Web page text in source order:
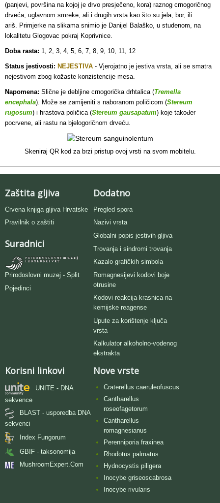
(panjevi, površina na kojoj je drvo presječeno, kora) raznog crnogoričnog
drveća, uglavnom smreke, ali i drugih vrsta kao što su jela, bor, ili
ariš. Primjerke na slikama snimio je Danijel Balaško, u studenom, na
lokalitetu Glogovac pokraj Koprivnice.
Doba rasta: 1, 2, 3, 4, 5, 6, 7, 8, 9, 10, 11, 12
Status jestivosti: NEJESTIVA - Vjerojatno je jestiva vrsta, ali se smatra
nejestivom zbog kožaste konzistencije mesa.
Napomena: Slične je debljine crnogorička drhtalica (Tremella
encephala). Može se zamijeniti s naboranom poličicom (Stereum
rugosum) i hrastova poličica (Stereum gausapatum) koje također
pocrvene, ali rastu na bjelogoričnom drveću.
Skeniraj QR kod za brzi pristup ovoj vrsti na svom mobitelu.
Zaštita gljiva
Crvena knjiga gljiva Hrvatske
Pravilnik o zaštiti
Suradnici
Prirodoslovni muzej - Split
Pojedinci
Dodatno
Pregled spora
Nazivi vrsta
Globalni popis jestivih gljiva
Trovanja i sindromi trovanja
Kazalo grafičkih simbola
Romagnesijevi kodovi boje
otrusine
Kodovi reakcija krasnica na
kemijske reagense
Upute za korištenje ključa
vrsta
Kalkulator alkoholno-vodenog
ekstrakta
Korisni linkovi
UNITE - DNA
sekvence
BLAST - usporedba DNA
sekvenci
Index Fungorum
GBIF - taksonomija
MushroomExpert.Com
Nove vrste
Craterellus caeruleofuscus
Cantharellus
roseofagetorum
Cantharellus
romagnesianus
Perenniporia fraxinea
Rhodotus palmatus
Hydnocystis piligera
Inocybe griseoscabrosa
Inocybe rivularis